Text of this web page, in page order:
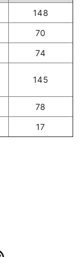
148
70
74
145
78
17